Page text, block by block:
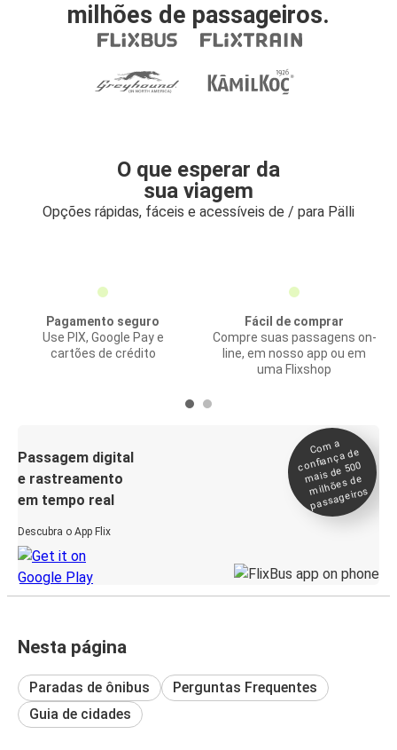
milhões de passageiros.
O que esperar da
sua viagem
Opções rápidas, fáceis e acessíveis de / para Pälli
Pagamento seguro
Use PIX, Google Pay e
cartões de crédito
Fácil de comprar
Compre suas passagens on-
line, em nosso app ou em
uma Flixshop
Passagem digital
e rastreamento
em tempo real
Descubra o App Flix
Co
m a
confiança de
mais de 500
milhões de
passageiros
Nesta página
Paradas de ônibus
Perguntas Frequentes
Guia de cidades